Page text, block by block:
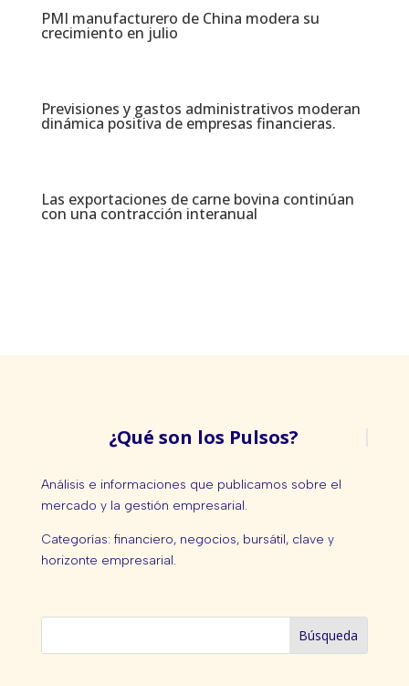
PMI manufacturero de China modera su
crecimiento en julio​
Previsiones y gastos administrativos moderan
dinámica positiva de empresas financieras​.
Las exportaciones de carne bovina continúan
con una contracción interanual
¿Qué son los Pulsos?
Análisis e informaciones que publicamos sobre el
mercado y la gestión empresarial.
Categorías: financiero, negocios, bursátil, clave y
horizonte empresarial.